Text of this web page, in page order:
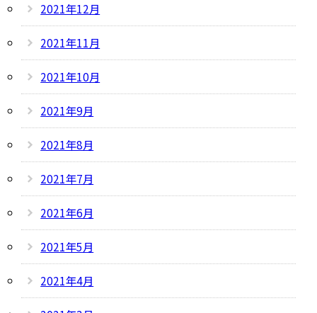
2021年12月
2021年11月
2021年10月
2021年9月
2021年8月
2021年7月
2021年6月
2021年5月
2021年4月